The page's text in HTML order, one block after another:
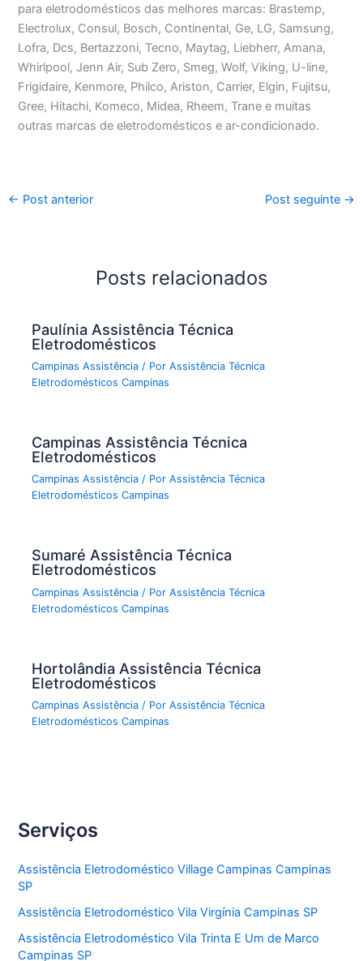
para eletrodomésticos das melhores marcas: Brastemp,
Electrolux, Consul, Bosch, Continental, Ge, LG, Samsung,
Lofra, Dcs, Bertazzoni, Tecno, Maytag, Liebherr, Amana,
Whirlpool, Jenn Air, Sub Zero, Smeg, Wolf, Viking, U-line,
Frigidaire, Kenmore, Philco, Ariston, Carrier, Elgin, Fujitsu,
Gree, Hitachi, Komeco, Midea, Rheem, Trane e muitas
outras marcas de eletrodomésticos e ar-condicionado.
← Post anterior Post seguinte →
Posts relacionados
Paulínia Assistência Técnica
Eletrodomésticos
Campinas Assistência / PorAssistência Técnica
Eletrodomésticos Campinas
Campinas Assistência Técnica
Eletrodomésticos
Campinas Assistência / PorAssistência Técnica
Eletrodomésticos Campinas
Sumaré Assistência Técnica
Eletrodomésticos
Campinas Assistência / PorAssistência Técnica
Eletrodomésticos Campinas
Hortolândia Assistência Técnica
Eletrodomésticos
Campinas Assistência / PorAssistência Técnica
Eletrodomésticos Campinas
Serviços
Assistência Eletrodoméstico Village Campinas Campinas
SP
Assistência Eletrodoméstico Vila Virgínia Campinas SP
Assistência Eletrodoméstico Vila Trinta E Um de Marco
Campinas SP